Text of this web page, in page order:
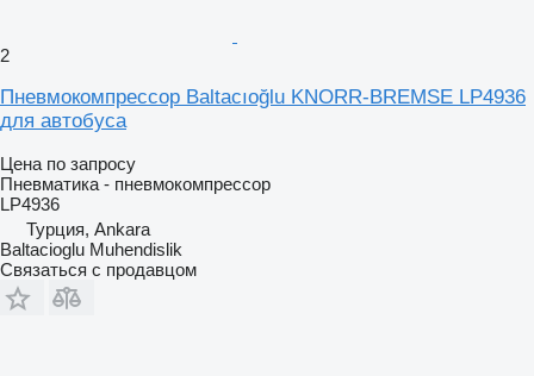
2
Пневмокомпрессор Baltacıoğlu KNORR-BREMSE LP4936
для автобуса
Цена по запросу
Пневматика - пневмокомпрессор
LP4936
Турция, Ankara
Baltacioglu Muhendislik
Связаться с продавцом